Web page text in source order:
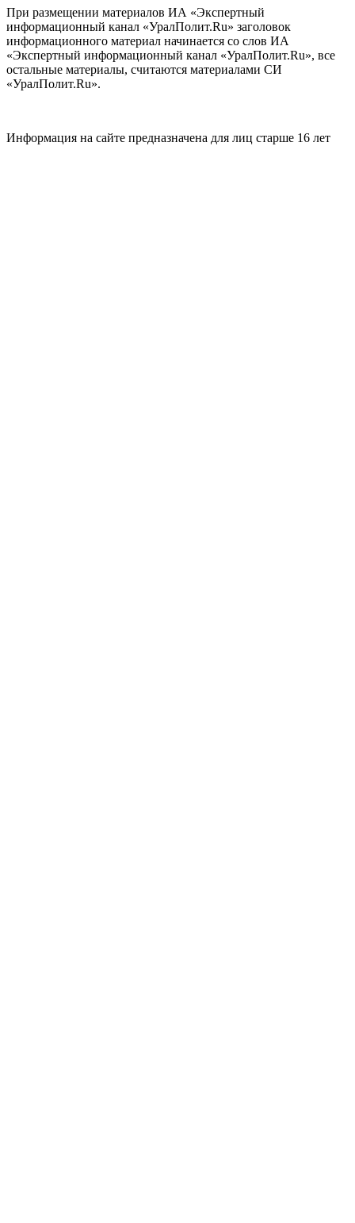
При размещении материалов ИА «Экспертный
информационный канал «УралПолит.Ru» заголовок
информационного материал начинается со слов ИА
«Экспертный информационный канал «УралПолит.Ru», все
остальные материалы, считаются материалами СИ
«УралПолит.Ru».
Информация на сайте предназначена для лиц старше 16 лет